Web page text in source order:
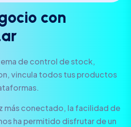
ocio con
ar
de control de stock,
vincula todos tus productos
más conectado, la facilidad de
ha permitido disfrutar de un